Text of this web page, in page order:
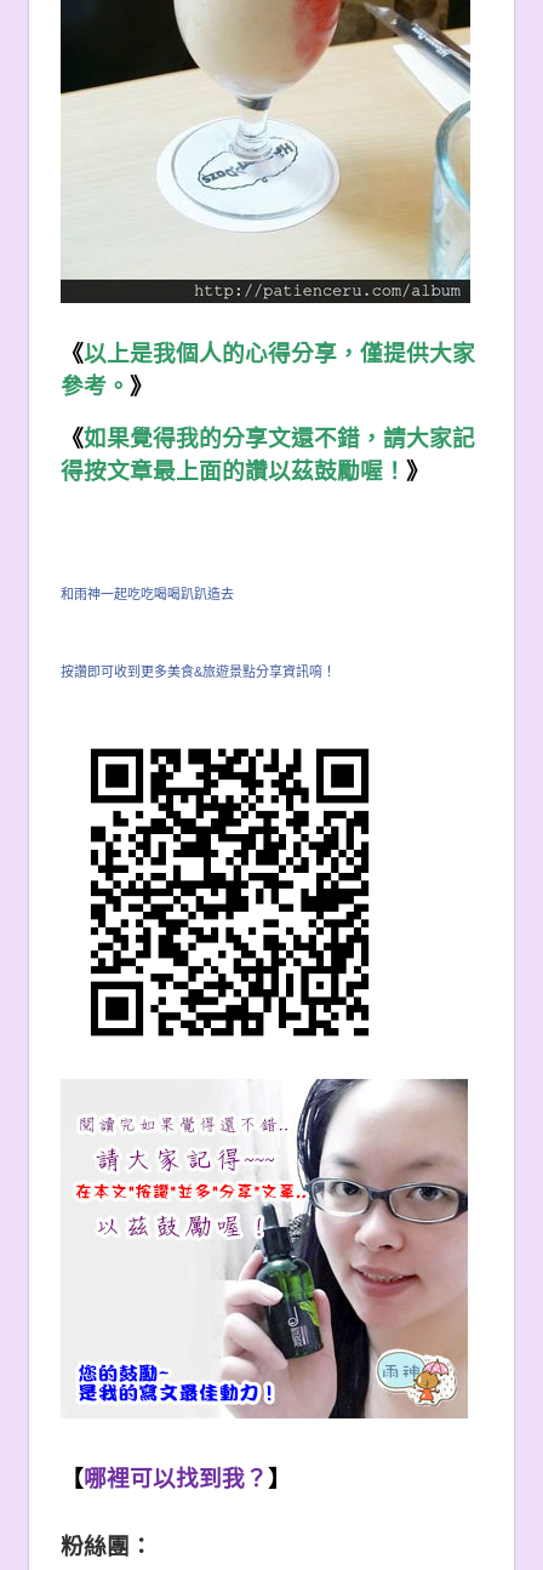
《以上是我個人的心得分享，僅提供大家
參考。 》
《如果覺得我的分享文還不錯，請大家記
得按文章最上面的讚以茲鼓勵喔！ 》
和雨神一起吃吃喝喝趴趴造去
按讚即可收到更多美食&旅遊景點分享資訊唷！
【哪裡可以找到我？ 】
粉絲團：